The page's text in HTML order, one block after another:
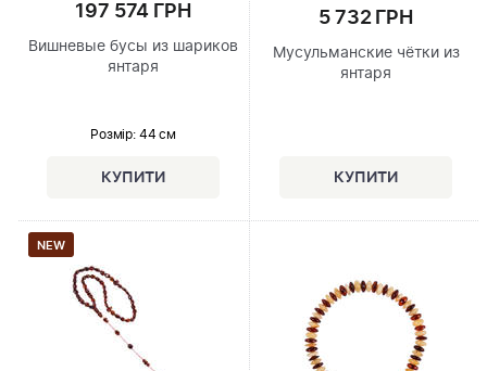
197 574 ГРН
Вишневые бусы из шариков
янтаря
Розмір: 44 см
5 732 ГРН
Мусульманские чётки из
янтаря
NEW